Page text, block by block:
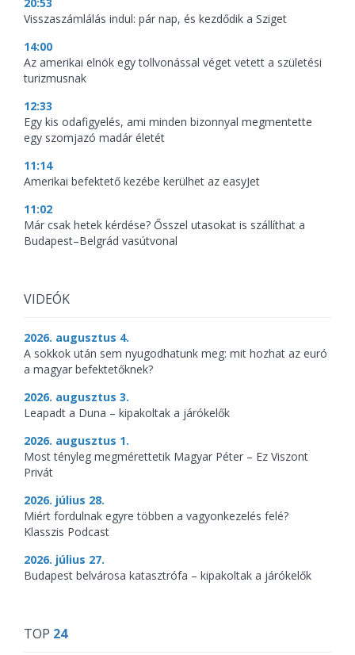
20:53
Visszaszámlálás indul: pár nap, és kezdődik a Sziget
14:00
Az amerikai elnök egy tollvonással véget vetett a születési
turizmusnak
12:33
Egy kis odafigyelés, ami minden bizonnyal megmentette
egy szomjazó madár életét
11:14
Amerikai befektető kezébe kerülhet az easyJet
11:02
Már csak hetek kérdése? Ősszel utasokat is szállíthat a
Budapest–Belgrád vasútvonal
VIDEÓK
2026. augusztus 4.
A sokkok után sem nyugodhatunk meg: mit hozhat az euró
a magyar befektetőknek?
2026. augusztus 3.
Leapadt a Duna – kipakoltak a járókelők
2026. augusztus 1.
Most tényleg megmérettetik Magyar Péter – Ez Viszont
Privát
2026. július 28.
Miért fordulnak egyre többen a vagyonkezelés felé?
Klasszis Podcast
2026. július 27.
Budapest belvárosa katasztrófa – kipakoltak a járókelők
TOP 24